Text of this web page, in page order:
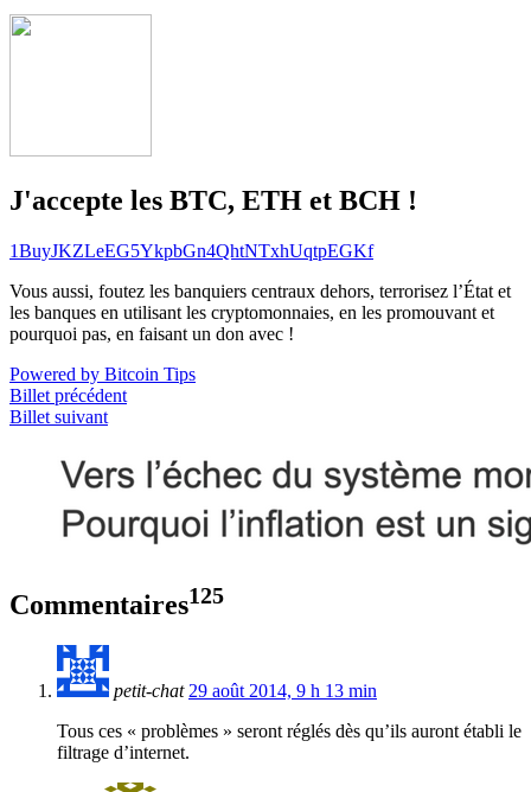
J'accepte les BTC, ETH et BCH !
1BuyJKZLeEG5YkpbGn4QhtNTxhUqtpEGKf
Vous aussi, foutez les banquiers centraux dehors, terrorisez l’État et
les banques en utilisant les cryptomonnaies, en les promouvant et
pourquoi pas, en faisant un don avec !
Powered by Bitcoin Tips
Billet précédent
Billet suivant
Commentaires125
petit-chat 29 août 2014, 9 h 13 min
Tous ces « problèmes » seront réglés dès qu’ils auront établi le
filtrage d’internet.